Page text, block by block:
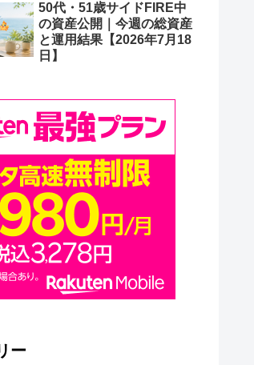
50代・51歳サイドFIRE中
の資産公開｜今週の総資産
と運用結果【2026年7月18
日】
ー